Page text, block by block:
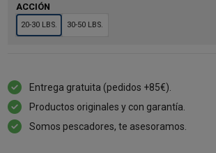
ACCIÓN
20-30 LBS. 30-50 LBS.
Entrega gratuita (pedidos +85€).
Productos originales y con garantía.
Somos pescadores, te asesoramos.